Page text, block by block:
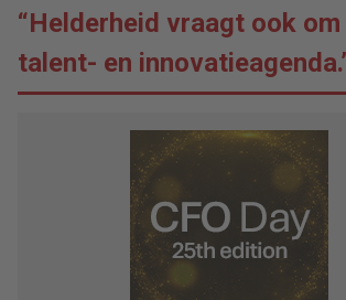
“Helderheid vraagt ook
talent- en